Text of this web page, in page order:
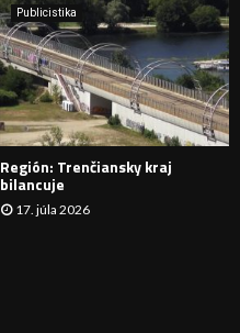
A
N
I
E
Publicistika
Región: Trenčiansky kraj
bilancuje
17. júla 2026